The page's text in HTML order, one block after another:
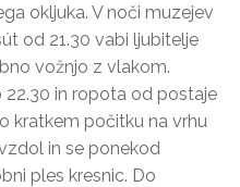
okljuka. V noči muzejev
od 21.30 vabi ljubitelje
vožnjo z vlakom.
in ropota od postaje
kratkem počitku na vrhu
in se ponekod
ples kresnic. Do